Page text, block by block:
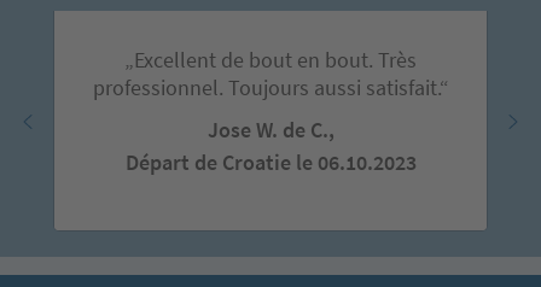
„Excellent de bout en bout. Très
professionnel. Toujours aussi satisfait.“
Jose W. de C.,
Départ de Croatie le 06.10.2023